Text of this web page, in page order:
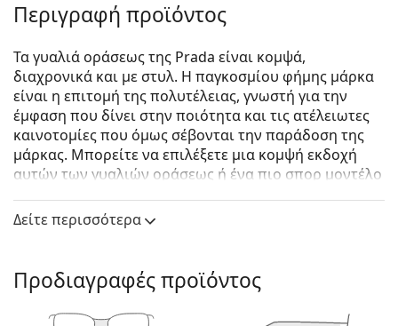
Περιγραφή προϊόντος
Τα γυαλιά οράσεως της Prada είναι κομψά,
διαχρονικά και με στυλ. Η παγκοσμίου φήμης μάρκα
είναι η επιτομή της πολυτέλειας, γνωστή για την
έμφαση που δίνει στην ποιότητα και τις ατέλειωτες
καινοτομίες που όμως σέβονται την παράδοση της
μάρκας. Μπορείτε να επιλέξετε μια κομψή εκδοχή
αυτών των γυαλιών οράσεως ή ένα πιο σπορ μοντέλο
κόκκινη λωρίδα. Όποιο στυλ κι αν επιλέξετε, με τα
γυαλιά οράσεως Prada θα είστε πάντα εξαιρετικοί και
Prada 0PR 12WV 2AU1O1 51είναι αντρικά γυαλιά
Δείτε περισσότερα
Προδιαγραφές προϊόντος